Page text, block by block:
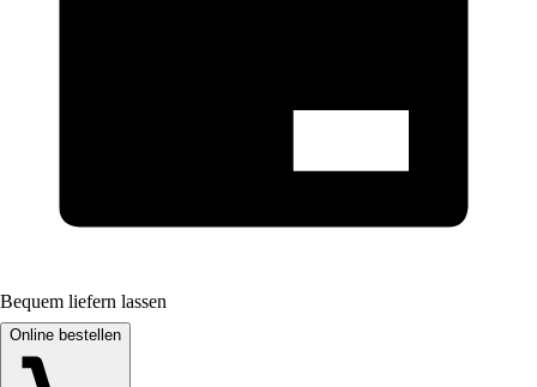
Bequem liefern lassen
Online bestellen